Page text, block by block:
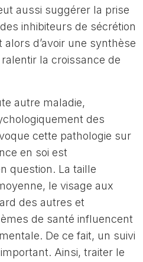
aussi suggérer la prise
inhibiteurs de sécrétion
d’avoir une synthèse
la croissance de
autre maladie,
des
cette pathologie sur
en soi est
question. La taille
le visage aux
des autres et
de santé influencent
De ce fait, un suivi
Ainsi, traiter le